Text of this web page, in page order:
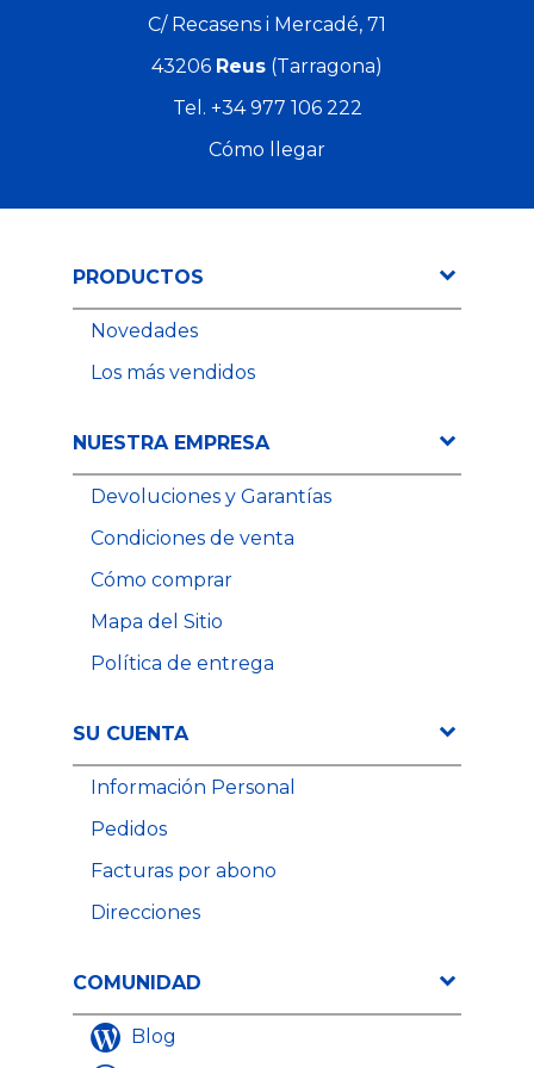
2,48 €
Precio
2,76 €
C/ Recasens i Mercadé, 71
43206 Reus (Tarragona)
Tel. +34 977 106 222
Cómo llegar
PRODUCTOS
Novedades
Los más vendidos
NUESTRA EMPRESA
Devoluciones y Garantías
Condiciones de venta
Cómo comprar
Mapa del Sitio
Política de entrega
SU CUENTA
Información Personal
Pedidos
Facturas por abono
Direcciones
COMUNIDAD
Blog